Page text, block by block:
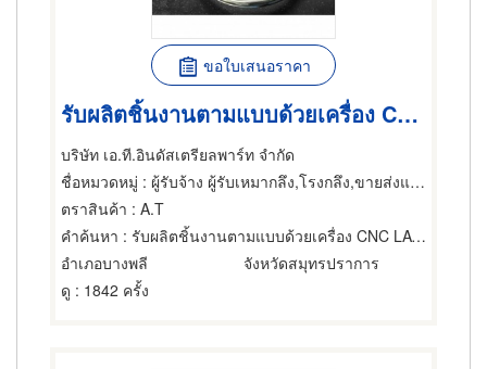
ขอใบเสนอราคา
รับผลิตชิ้นงานตามแบบด้วยเครื่อง CNC LATHE สมุทรปราการ
บริษัท เอ.ที.อินดัสเตรียลพาร์ท จำกัด
ชื่อหมวดหมู่ : ผู้รับจ้าง ผู้รับเหมากลึง,โรงกลึง,ขายส่งและผู้ผลิตชิ้นส่วนและอะไหล่เครื่องจักรกล
ตราสินค้า : A.T
คำค้นหา : รับผลิตชิ้นงานตามแบบด้วยเครื่อง CNC LATHE สมุทรปราการ
อำเภอบางพลี
จังหวัดสมุทรปราการ
ดู : 1842 ครั้ง